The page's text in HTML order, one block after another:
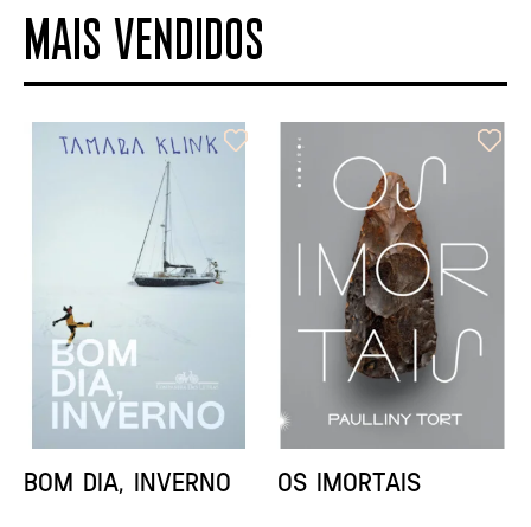
MAIS VENDIDOS
ORIXÁS
ORAÇÃO PARA